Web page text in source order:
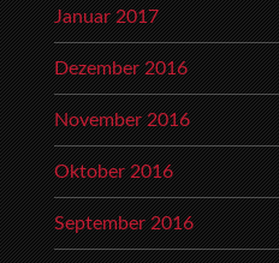
Januar 2017
Dezember 2016
November 2016
Oktober 2016
September 2016